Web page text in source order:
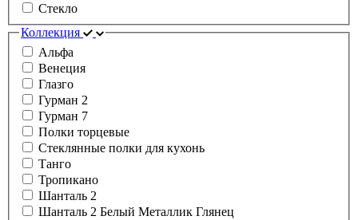
Стекло
Коллекция
Альфа
Венеция
Глазго
Гурман 2
Гурман 7
Полки торцевые
Стеклянные полки для кухонь
Танго
Тропикано
Шанталь 2
Шанталь 2 Белый Металлик Глянец